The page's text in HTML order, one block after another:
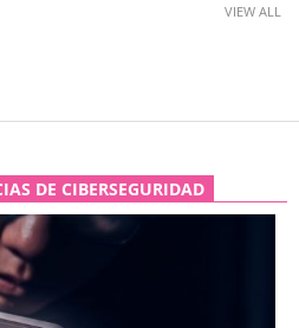
VIEW ALL
DE CIBERSEGURIDAD